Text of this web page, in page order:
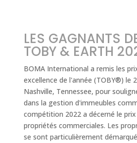
LES GAGNANTS
TOBY & EARTH
BOMA International a remis les
excellence de l'année (TOBY®) le
Nashville, Tennessee, pour
dans la gestion d'immeubles
compétition 2022 a décerné le
propriétés commerciales. Les
se sont particulièrement